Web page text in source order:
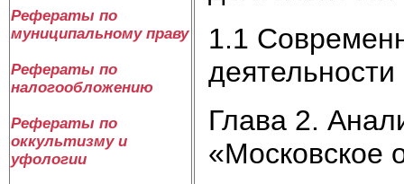
Рефераты по
муниципальному праву
Рефераты по
налогообложению
Рефераты по
оккультизму и
уфологии
1.1
деятельности
Глава 2.
«Московское